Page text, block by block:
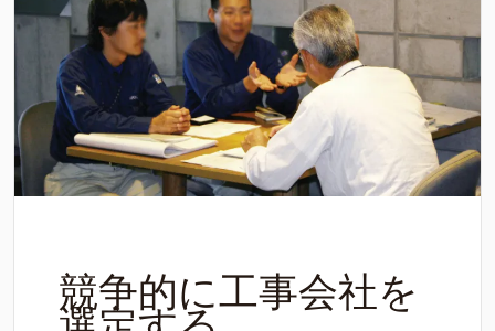
競争的に工事会社を